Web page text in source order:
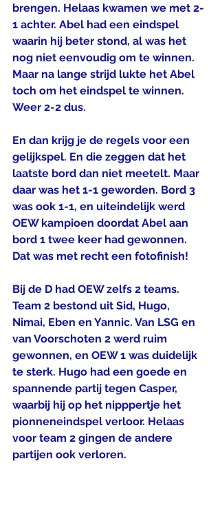
brengen. Helaas kwamen we met 2-
1 achter. Abel had een eindspel
waarin hij beter stond, al was het
nog niet eenvoudig om te winnen.
Maar na lange strijd lukte het Abel
toch om het eindspel te winnen.
Weer 2-2 dus.
En dan krijg je de regels voor een
gelijkspel. En die zeggen dat het
laatste bord dan niet meetelt. Maar
daar was het 1-1 geworden. Bord 3
was ook 1-1, en uiteindelijk werd
OEW kampioen doordat Abel aan
bord 1 twee keer had gewonnen.
Dat was met recht een fotofinish!
Bij de D had OEW zelfs 2 teams.
Team 2 bestond uit Sid, Hugo,
Nimai, Eben en Yannic. Van LSG en
van Voorschoten 2 werd ruim
gewonnen, en OEW 1 was duidelijk
te sterk. Hugo had een goede en
spannende partij tegen Casper,
waarbij hij op het nipppertje het
pionneneindspel verloor. Helaas
voor team 2 gingen de andere
partijen ook verloren.